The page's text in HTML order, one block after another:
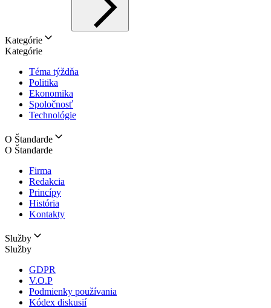
Kategórie
Kategórie
Téma týždňa
Politika
Ekonomika
Spoločnosť
Technológie
O Štandarde
O Štandarde
Firma
Redakcia
Princípy
História
Kontakty
Služby
Služby
GDPR
V.O.P
Podmienky používania
Kódex diskusií